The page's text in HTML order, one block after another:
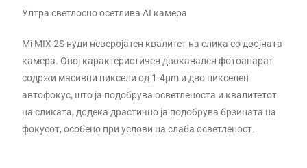
Ултра светлосно осетлива AI камера
Mi MIX 2S нуди неверојатен квалитет на слика со двојната
камера. Овој карактеристичен двоканален фотоапарат
содржи масивни пиксели од 1.4μm и дво пикселен
автофокус, што ја подобрува осветленоста и квалитетот
на сликата, додека драстично ја подобрува брзината на
фокусот, особено при услови на слаба осветленост.